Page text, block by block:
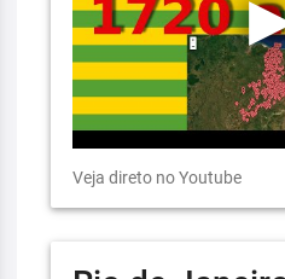
Veja direto no Youtube